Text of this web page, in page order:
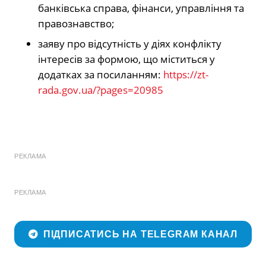
банківська справа, фінанси, управління та
правознавство;
заяву про відсутність у діях конфлікту
інтересів за формою, що міститься у
додатках за посиланням: https://zt-
rada.gov.ua/?pages=20985
РЕКЛАМА
РЕКЛАМА
ПІДПИСАТИСЬ НА TELEGRAM КАНАЛ